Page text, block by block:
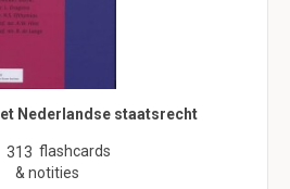
Nederlandse staatsrecht
313 flashcards
& notities